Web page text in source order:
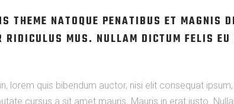
THEME NATOQUE PENATIBUS ET MAGNIS
RIDICULUS MUS. NULLAM DICTUM FELIS
lorem quis bibendum auctor, nisi elit consequat
cursus a sit amet mauris. Mauris in erat justo.